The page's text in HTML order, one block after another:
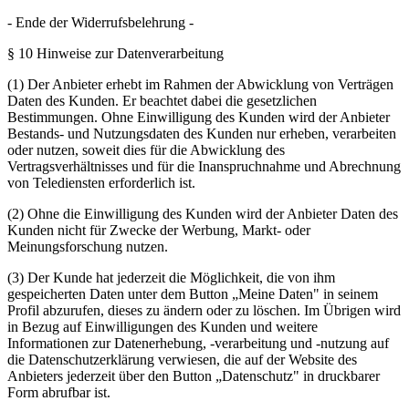
- Ende der Widerrufsbelehrung -
§ 10 Hinweise zur Datenverarbeitung
(1) Der Anbieter erhebt im Rahmen der Abwicklung von Verträgen
Daten des Kunden. Er beachtet dabei die gesetzlichen
Bestimmungen. Ohne Einwilligung des Kunden wird der Anbieter
Bestands- und Nutzungsdaten des Kunden nur erheben, verarbeiten
oder nutzen, soweit dies für die Abwicklung des
Vertragsverhältnisses und für die Inanspruchnahme und Abrechnung
von Telediensten erforderlich ist.
(2) Ohne die Einwilligung des Kunden wird der Anbieter Daten des
Kunden nicht für Zwecke der Werbung, Markt- oder
Meinungsforschung nutzen.
(3) Der Kunde hat jederzeit die Möglichkeit, die von ihm
gespeicherten Daten unter dem Button „Meine Daten" in seinem
Profil abzurufen, dieses zu ändern oder zu löschen. Im Übrigen wird
in Bezug auf Einwilligungen des Kunden und weitere
Informationen zur Datenerhebung, -verarbeitung und -nutzung auf
die Datenschutzerklärung verwiesen, die auf der Website des
Anbieters jederzeit über den Button „Datenschutz" in druckbarer
Form abrufbar ist.